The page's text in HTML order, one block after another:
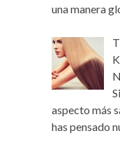
una manera
aspecto más
has pensado